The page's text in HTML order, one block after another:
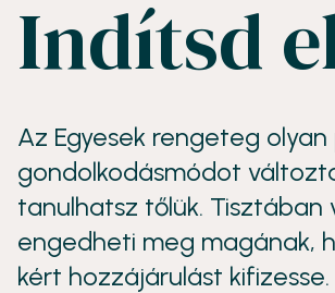
Indítsd
Az Egyesek rengeteg
gondolkodásmódot
tanulhatsz tőlük. Tisztában
engedheti meg magának,
kért hozzájárulást